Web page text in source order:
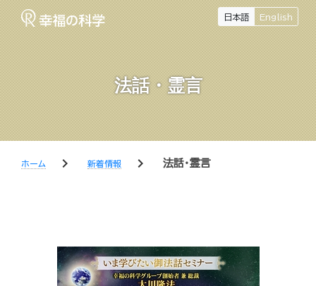
日本語 English
法話・霊言
ホーム chevron_right 新着情報 chevron_right 法話・霊言